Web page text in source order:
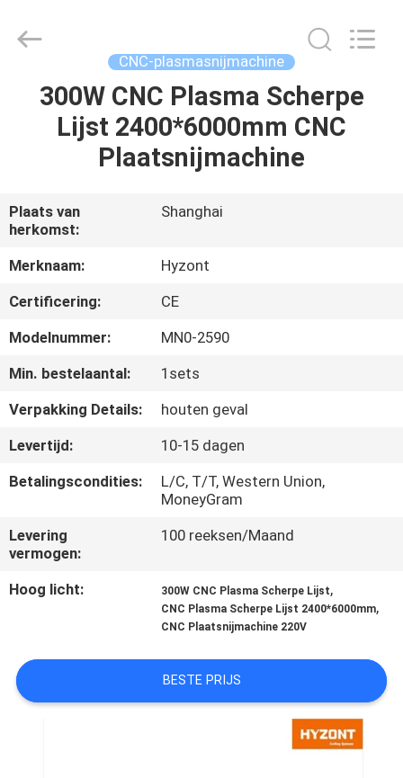
HUIS
PRODUCTEN
VIDEO'S
ONGEVEER
ONS
KWALITEITSCONTROLE
VERZOEK
CITAAT
SITEMAP
Co.,Ltd..
CNC-plasmasnijmachine
300W CNC Plasma Scherpe
Lijst 2400*6000mm CNC
Plaatsnijmachine
Plaats van
herkomst:
Shanghai
Merknaam:
Hyzont
Certificering:
CE
Modelnummer:
MN0-2590
Min. bestelaantal:
1sets
Verpakking Details:
houten geval
Levertijd:
10-15 dagen
Betalingscondities:
L/C, T/T, Western Union,
MoneyGram
Levering
vermogen:
100 reeksen/Maand
Hoog licht: 300W CNC Plasma Scherpe Lijst,
CNC Plasma Scherpe Lijst 2400*6000mm,
CNC Plaatsnijmachine 220V
BESTE PRIJS